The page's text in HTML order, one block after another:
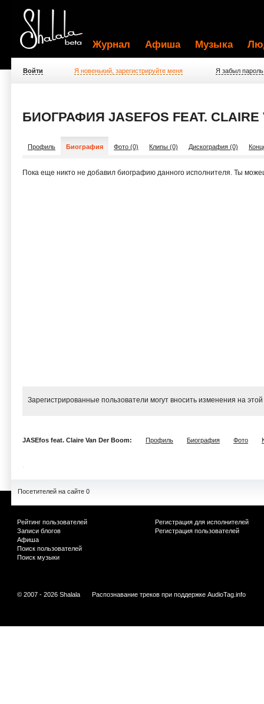
Журнал Афиша Музыка
Войти Я новенький, зарегистрируйте меня Я забыл пароль
БИОГРАФИЯ JASEFOS FEAT. CLAIRE
Профиль Биография Фото (0) Клипы (0) Дискография (0)
Пока еще никто не добавил биографию данного исполнителя. Ты
Зарегистрированные пользователи могут вносить изменения на
JASEfos feat. Claire Van Der Boom: Профиль Биография Фото
Посетителей на сайте 0
Рейтинг пользователей
Записи блогов
Афиша
Поиск пользователей
Поиск музыки
Регистрация для исполнителей
Регистрация пользователей
© 2007 - 2026 Shalala Распознавание треков при поддержке AudioTag.info